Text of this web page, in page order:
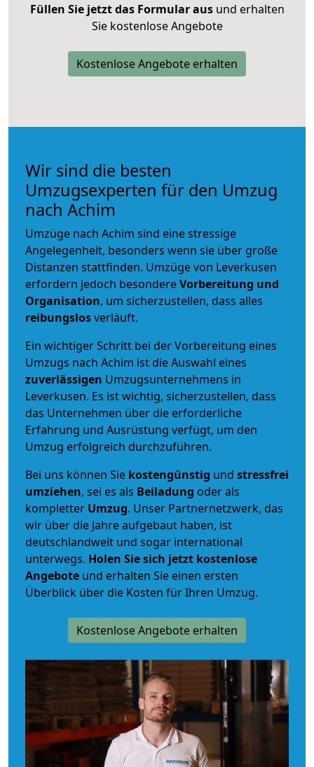
Füllen Sie jetzt das Formular ausund erhalten
Sie kostenlose Angebote
Kostenlose Angebote erhalten
Wir sind die besten
Umzugsexperten für den Umzug
nach Achim
Umzüge nach Achim sind eine stressige
Angelegenheit, besonders wenn sie über große
Distanzen stattfinden. Umzüge von Leverkusen
erfordern jedoch besondereVorbereitung und
Organisation, um sicherzustellen, dass alles
reibungslosverläuft.
Ein wichtiger Schritt bei der Vorbereitung eines
Umzugs nach Achim ist die Auswahl eines
zuverlässigen Umzugsunternehmens in
Leverkusen. Es ist wichtig, sicherzustellen, dass
das Unternehmen über die erforderliche
Erfahrung und Ausrüstung verfügt, um den
Umzug erfolgreich durchzuführen.
Bei uns können Sie kostengünstig und stressfrei
umziehen, sei es als Beiladung oder als
kompletter Umzug. Unser Partnernetzwerk, das
wir über die Jahre aufgebaut haben, ist
deutschlandweit und sogar international
unterwegs. Holen Sie sich jetzt kostenlose
Angebote und erhalten Sie einen ersten
Überblick über die Kosten für Ihren Umzug.
Kostenlose Angebote erhalten